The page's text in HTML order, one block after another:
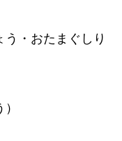
・おたまぐしり